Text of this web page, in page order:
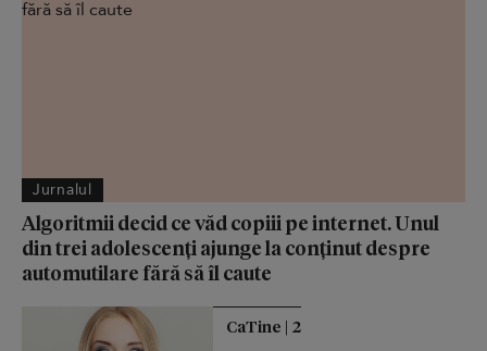
Jurnalul
Algoritmii decid ce văd copiii pe internet. Unul
din trei adolescenți ajunge la conținut despre
automutilare fără să îl caute
CaTine | 2